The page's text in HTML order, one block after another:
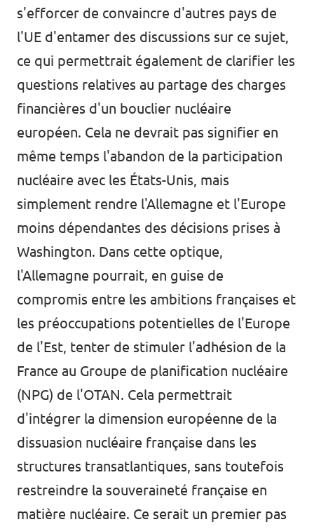
s'efforcer de convaincre d'autres pays de
l'UE d'entamer des discussions sur ce sujet,
ce qui permettrait également de clarifier les
questions relatives au partage des charges
financières d'un bouclier nucléaire
européen. Cela ne devrait pas signifier en
même temps l'abandon de la participation
nucléaire avec les États-Unis, mais
simplement rendre l'Allemagne et l'Europe
moins dépendantes des décisions prises à
Washington. Dans cette optique,
l'Allemagne pourrait, en guise de
compromis entre les ambitions françaises et
les préoccupations potentielles de l'Europe
de l'Est, tenter de stimuler l'adhésion de la
France au Groupe de planification nucléaire
(NPG) de l'OTAN. Cela permettrait
d'intégrer la dimension européenne de la
dissuasion nucléaire française dans les
structures transatlantiques, sans toutefois
restreindre la souveraineté française en
matière nucléaire. Ce serait un premier pas